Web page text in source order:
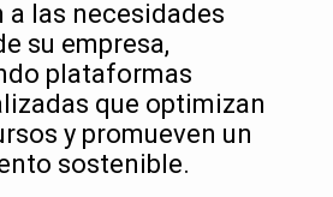
a las necesidades
su empresa,
plataformas
que optimizan
y promueven un
sostenible.